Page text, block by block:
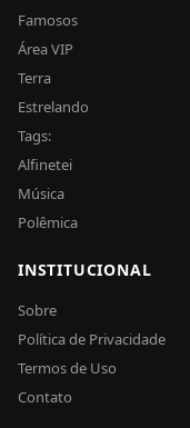
Famosos
Área VIP
Terra
Estrelando
Tags:
Alfinetei
Música
Polêmica
INSTITUCIONAL
Sobre
Política de Privacidade
Termos de Uso
Contato